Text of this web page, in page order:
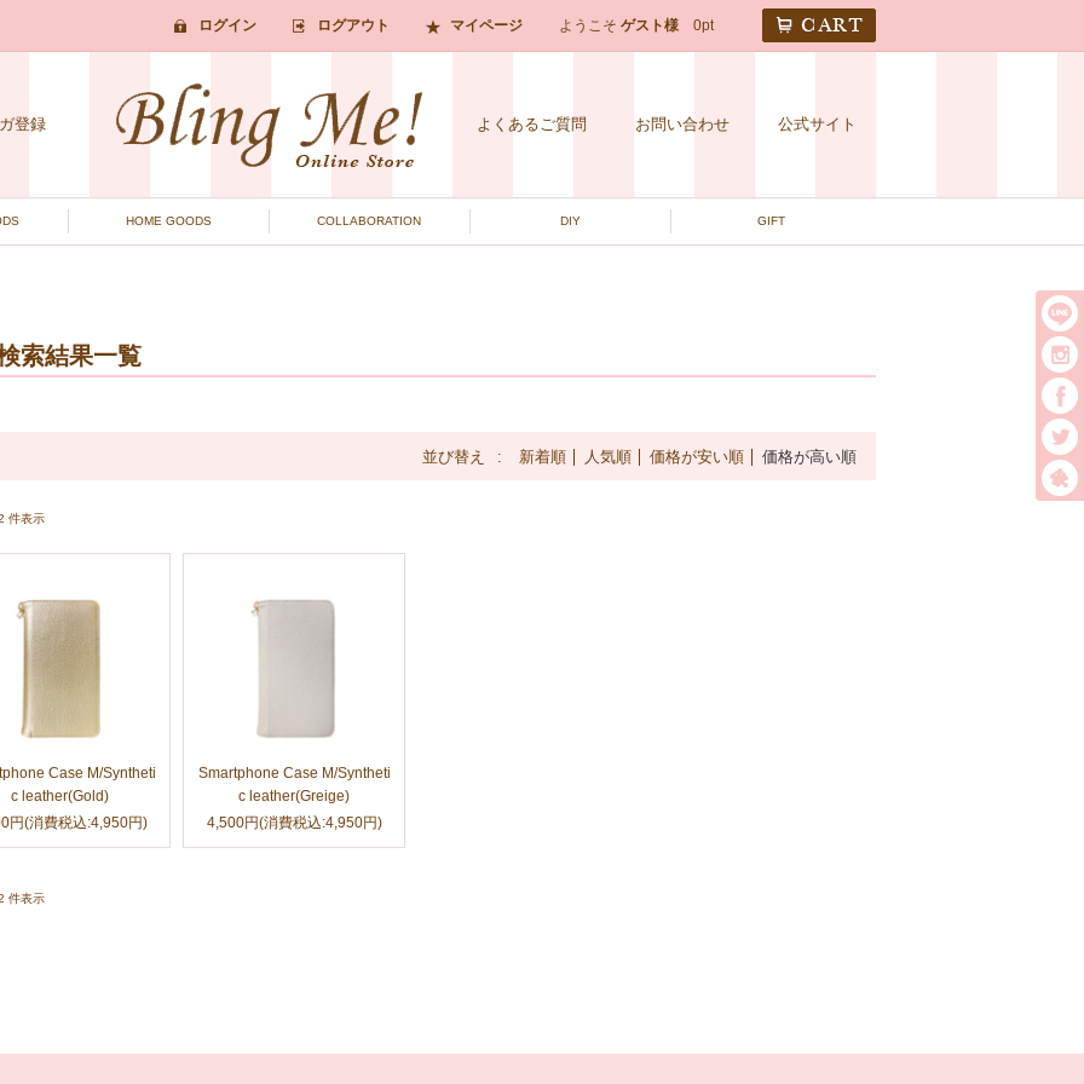
ログイン ログアウト マイページ ようこそ ゲスト様 0pt
登録 よくあるご質問 お問い合わせ 公式サイト
HOME GOODS COLLABORATION DIY GIFT
索結果一覧
並び替え 新着順 人気順 価格が安い順 価格が高い順
件表示
Case M/Syntheti
c leather(Gold)
円(消費税込:4,950円)
Smartphone Case M/Syntheti
c leather(Greige)
4,500円(消費税込:4,950円)
件表示